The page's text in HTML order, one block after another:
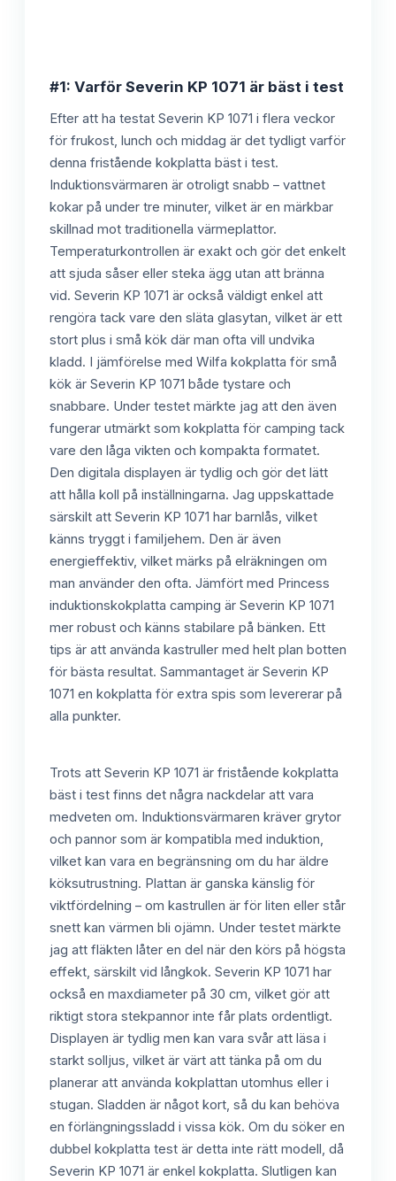
#1: Varför Severin KP 1071 är bäst i test
Efter att ha testat Severin KP 1071 i flera veckor
för frukost, lunch och middag är det tydligt varför
denna fristående kokplatta bäst i test.
Induktionsvärmaren är otroligt snabb – vattnet
kokar på under tre minuter, vilket är en märkbar
skillnad mot traditionella värmeplattor.
Temperaturkontrollen är exakt och gör det enkelt
att sjuda såser eller steka ägg utan att bränna
vid. Severin KP 1071 är också väldigt enkel att
rengöra tack vare den släta glasytan, vilket är ett
stort plus i små kök där man ofta vill undvika
kladd. I jämförelse med Wilfa kokplatta för små
kök är Severin KP 1071 både tystare och
snabbare. Under testet märkte jag att den även
fungerar utmärkt som kokplatta för camping tack
vare den låga vikten och kompakta formatet.
Den digitala displayen är tydlig och gör det lätt
att hålla koll på inställningarna. Jag uppskattade
särskilt att Severin KP 1071 har barnlås, vilket
känns tryggt i familjehem. Den är även
energieffektiv, vilket märks på elräkningen om
man använder den ofta. Jämfört med Princess
induktionskokplatta camping är Severin KP 1071
mer robust och känns stabilare på bänken. Ett
tips är att använda kastruller med helt plan botten
för bästa resultat. Sammantaget är Severin KP
1071 en kokplatta för extra spis som levererar på
alla punkter.
Trots att Severin KP 1071 är fristående kokplatta
bäst i test finns det några nackdelar att vara
medveten om. Induktionsvärmaren kräver grytor
och pannor som är kompatibla med induktion,
vilket kan vara en begränsning om du har äldre
köksutrustning. Plattan är ganska känslig för
viktfördelning – om kastrullen är för liten eller står
snett kan värmen bli ojämn. Under testet märkte
jag att fläkten låter en del när den körs på högsta
effekt, särskilt vid långkok. Severin KP 1071 har
också en maxdiameter på 30 cm, vilket gör att
riktigt stora stekpannor inte får plats ordentligt.
Displayen är tydlig men kan vara svår att läsa i
starkt solljus, vilket är värt att tänka på om du
planerar att använda kokplattan utomhus eller i
stugan. Sladden är något kort, så du kan behöva
en förlängningssladd i vissa kök. Om du söker en
dubbel kokplatta test är detta inte rätt modell, då
Severin KP 1071 är enkel kokplatta. Slutligen kan